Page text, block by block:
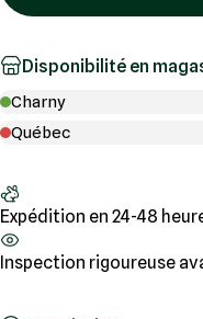
Disponibilité en
Charny
Québec
Expédition en 24-48
Inspection rigoureuse